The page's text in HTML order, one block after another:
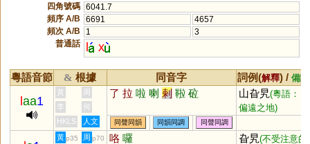
四角號碼 6041.7
頻序 A/B
6691
4657
頻次 A/B
1
3
普通話
l x
粵語音節 & 根據 同音字 詞例(解釋) / 備註
laa1
黃 周 了 拉 啦 喇 剌 鞡 砬 山旮旯(粵語：
偏遠之地)
李
何
HKLS
人文 同聲同韻 同韻同調 同聲同調
黃 p35 周 p70 咯 囉 旮旯(不受注意的